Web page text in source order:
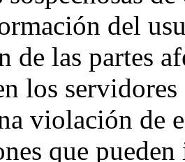
del
de las partes
los
violación de
que